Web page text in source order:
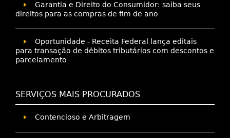
Garantia e Direito do Consumidor: saiba seus
direitos para as compras de fim de ano
Oportunidade - Receita Federal lança editais
para transação de débitos tributários com descontos e
parcelamento
SERVIÇOS MAIS PROCURADOS
Contencioso e Arbitragem